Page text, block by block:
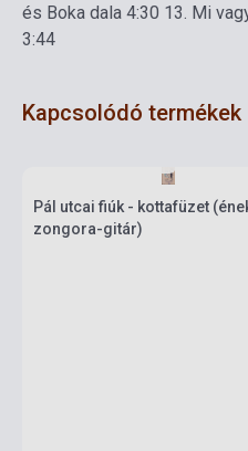
és Boka dala 4:30 13. Mi
3:44
Kapcsolódó termékek
Pál utcai fiúk - kottafüzet
zongora-gitár)